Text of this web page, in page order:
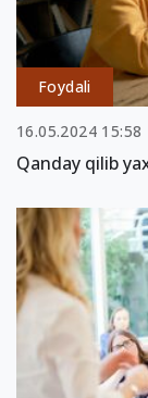
Foydali
16.05.2024 15:58
Qanday qilib